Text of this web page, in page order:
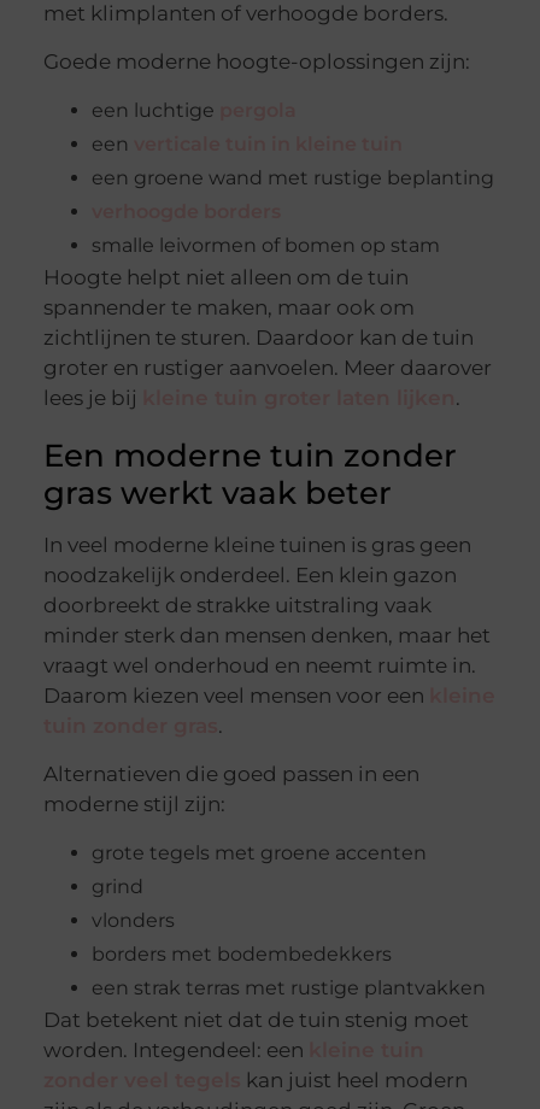
met klimplanten of verhoogde borders.
Goede moderne hoogte-oplossingen zijn:
een luchtige
een
een groene wand met rustige beplanting
smalle leivormen of bomen op stam
Hoogte helpt niet alleen om de tuin
spannender te maken, maar ook om
zichtlijnen te sturen. Daardoor kan de tuin
groter en rustiger aanvoelen. Meer daarover
lees je bij
.
Een moderne tuin zonder
gras werkt vaak beter
In veel moderne kleine tuinen is gras geen
noodzakelijk onderdeel. Een klein gazon
doorbreekt de strakke uitstraling vaak
minder sterk dan mensen denken, maar het
vraagt wel onderhoud en neemt ruimte in.
Daarom kiezen veel mensen voor een
.
Alternatieven die goed passen in een
moderne stijl zijn:
grote tegels met groene accenten
grind
vlonders
borders met bodembedekkers
een strak terras met rustige plantvakken
Dat betekent niet dat de tuin stenig moet
worden. Integendeel: een
kan juist heel modern